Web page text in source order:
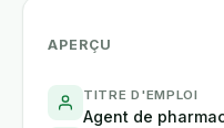
APERÇU
TITRE D'EMPLOI
Agent de